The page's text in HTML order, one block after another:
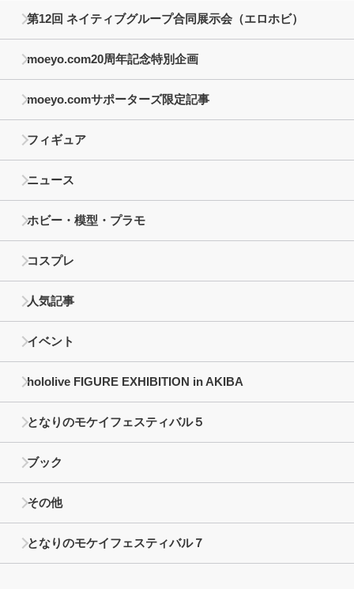
第12回 ネイティブグループ合同展示会（エロホビ）
moeyo.com20周年記念特別企画
moeyo.comサポーターズ限定記事
フィギュア
ニュース
ホビー・模型・プラモ
コスプレ
人気記事
イベント
hololive FIGURE EXHIBITION in AKIBA
となりのモケイフェスティバル５
ブック
その他
となりのモケイフェスティバル７